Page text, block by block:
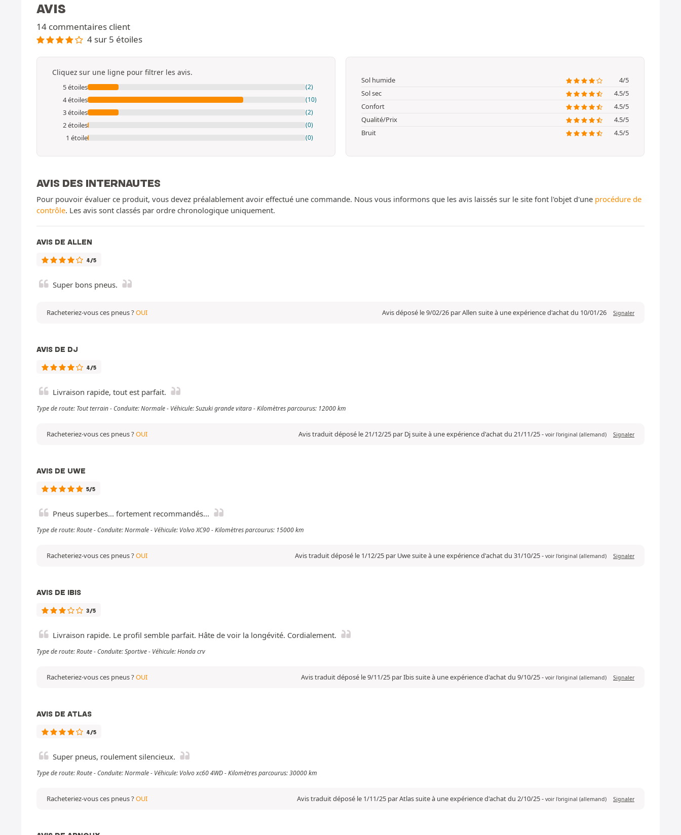
AVIS
14 commentaires client
4 sur 5 étoiles
Cliquez sur une ligne pour filtrer les avis.
5 étoiles (2)
4 étoiles (10)
3 étoiles (2)
2 étoiles (0)
1 étoile (0)
Sol humide
4/5
Sol sec
4.5/5
Confort
4.5/5
Qualité/Prix
4.5/5
Bruit
4.5/5
AVIS DES INTERNAUTES
Pour pouvoir évaluer ce produit, vous devez préalablement avoir effectué une commande. Nous vous informons que les avis laissés sur le site font l'objet d'une procédure de
contrôle. Les avis sont classés par ordre chronologique uniquement.
AVIS DE ALLEN
4/5
Super bons pneus.
Avis déposé le 9/02/26 par Allen suite à une expérience d'achat du 10/01/26 Signaler
Racheteriez-vous ces pneus ?OUI
AVIS DE DJ
4/5
Livraison rapide, tout est parfait.
Type de route: Tout terrain - Conduite: Normale - Véhicule: Suzuki grande vitara - Kilomètres parcourus: 12000 km
Avis traduit déposé le 21/12/25 par Dj suite à une expérience d'achat du 21/11/25- voir l'original (allemand) Signaler
Racheteriez-vous ces pneus ?OUI
AVIS DE UWE
5/5
Pneus superbes... fortement recommandés...
Type de route: Route - Conduite: Normale - Véhicule: Volvo XC90 - Kilomètres parcourus: 15000 km
Avis traduit déposé le 1/12/25 par Uwe suite à une expérience d'achat du 31/10/25- voir l'original (allemand) Signaler
Racheteriez-vous ces pneus ?OUI
AVIS DE IBIS
3/5
Livraison rapide. Le profil semble parfait. Hâte de voir la longévité. Cordialement.
Type de route: Route - Conduite: Sportive - Véhicule: Honda crv
Avis traduit déposé le 9/11/25 par Ibis suite à une expérience d'achat du 9/10/25- voir l'original (allemand) Signaler
Racheteriez-vous ces pneus ?OUI
AVIS DE ATLAS
4/5
Super pneus, roulement silencieux.
Type de route: Route - Conduite: Normale - Véhicule: Volvo xc60 4WD - Kilomètres parcourus: 30000 km
Avis traduit déposé le 1/11/25 par Atlas suite à une expérience d'achat du 2/10/25- voir l'original (allemand) Signaler
Racheteriez-vous ces pneus ?OUI